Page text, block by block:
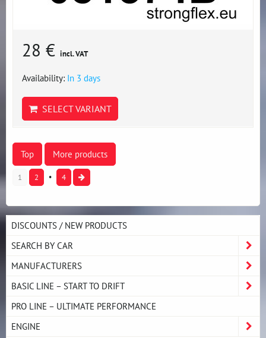
28 € incl. VAT
Availability: In 3 days
SELECT VARIANT
Top More products
1 2 4
DISCOUNTS / NEW PRODUCTS
SEARCH BY CAR
MANUFACTURERS
BASIC LINE – START TO DRIFT
PRO LINE – ULTIMATE PERFORMANCE
ENGINE